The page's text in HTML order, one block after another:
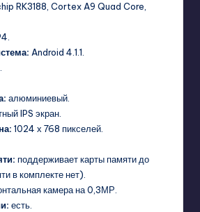
RK3188, Cortex A9 Quad Core,
Android 4.1.1.
алюминиевый.
IPS экран.
1024 х 768 пикселей.
поддерживает карты памяти до
в комплекте нет).
камера на 0,3МР.
есть.